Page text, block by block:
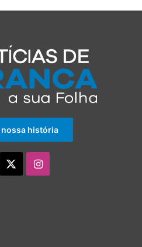
nossa história
Instagram